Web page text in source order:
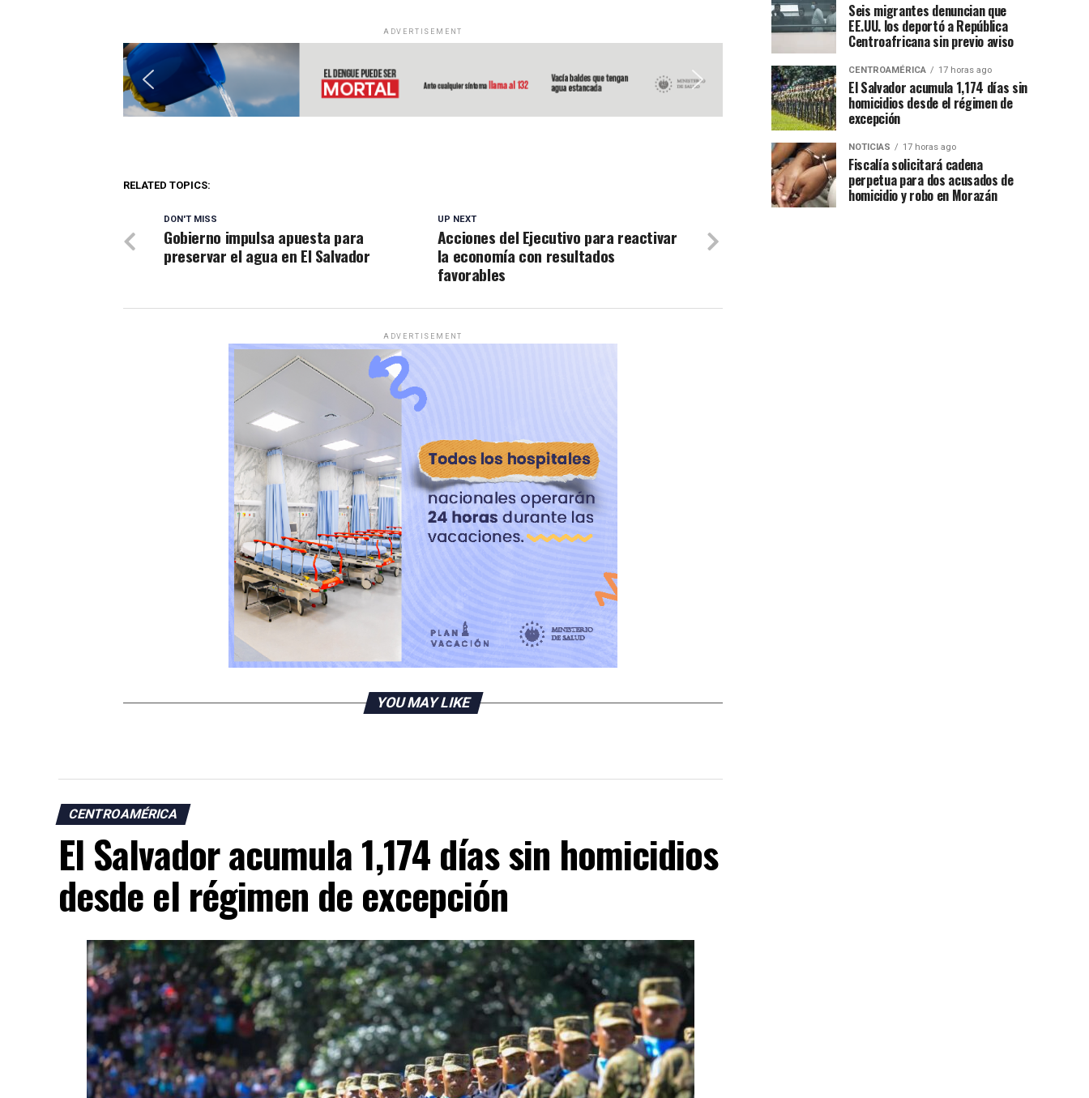
ADVERTISEMENT
RELATED TOPICS:
UP NEXT
Acciones del Ejecutivo para reactivar
la economía con resultados
favorables
DON'T MISS
Gobierno impulsa apuesta para
preservar el agua en El Salvador
ADVERTISEMENT
YOU MAY LIKE
CENTROAMÉRICA
El Salvador acumula 1,174 días sin homicidios
desde el régimen de excepción
Seis migrantes denuncian que
EE.UU. los deportó a República
Centroafricana sin previo aviso
CENTROAMÉRICA 17 horas ago
El Salvador acumula 1,174 días sin
homicidios desde el régimen de
excepción
NOTICIAS 17 horas ago
Fiscalía solicitará cadena
perpetua para dos acusados de
homicidio y robo en Morazán